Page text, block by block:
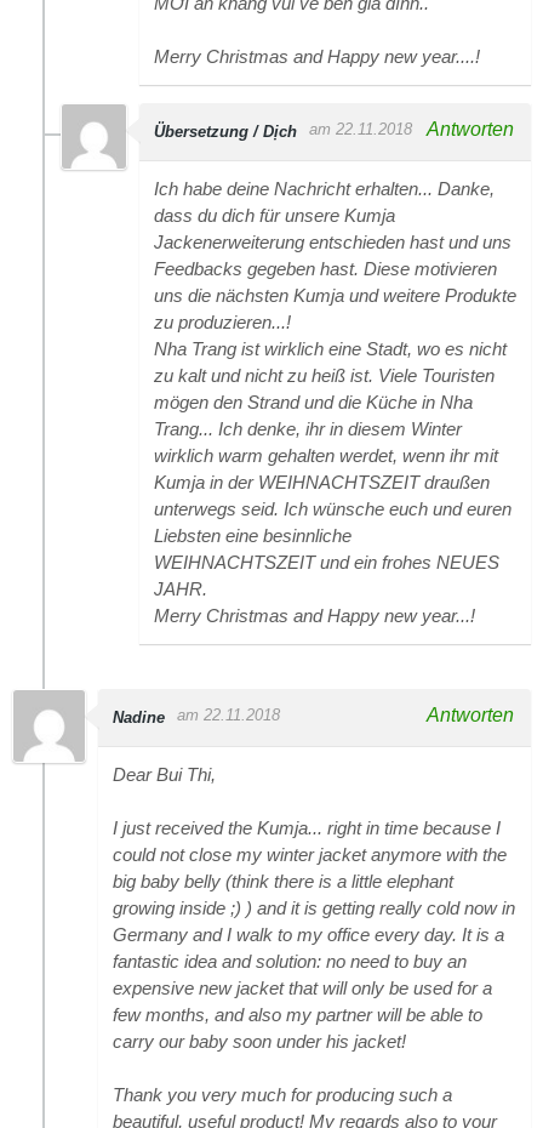
Merry Christmas and Happy new year....!
Übersetzung / Dịch am 22.11.2018 Antworten
Ich habe deine Nachricht erhalten... Danke,
dass du dich für unsere Kumja
Jackenerweiterung entschieden hast und uns
Feedbacks gegeben hast. Diese motivieren
uns die nächsten Kumja und weitere Produkte
zu produzieren...!
Nha Trang ist wirklich eine Stadt, wo es nicht
zu kalt und nicht zu heiß ist. Viele Touristen
mögen den Strand und die Küche in Nha
Trang... Ich denke, ihr in diesem Winter
wirklich warm gehalten werdet, wenn ihr mit
Kumja in der WEIHNACHTSZEIT draußen
unterwegs seid. Ich wünsche euch und euren
Liebsten eine besinnliche
WEIHNACHTSZEIT und ein frohes NEUES
JAHR.
Merry Christmas and Happy new year...!
Nadine am 22.11.2018 Antworten
Dear Bui Thi,
I just received the Kumja... right in time because I
could not close my winter jacket anymore with the
big baby belly (think there is a little elephant
growing inside ;) ) and it is getting really cold now in
Germany and I walk to my office every day. It is a
fantastic idea and solution: no need to buy an
expensive new jacket that will only be used for a
few months, and also my partner will be able to
carry our baby soon under his jacket!
Thank you very much for producing such a
beautiful, useful product! My regards also to your